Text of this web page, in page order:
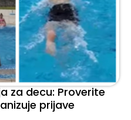
za decu: Proverite
prijave